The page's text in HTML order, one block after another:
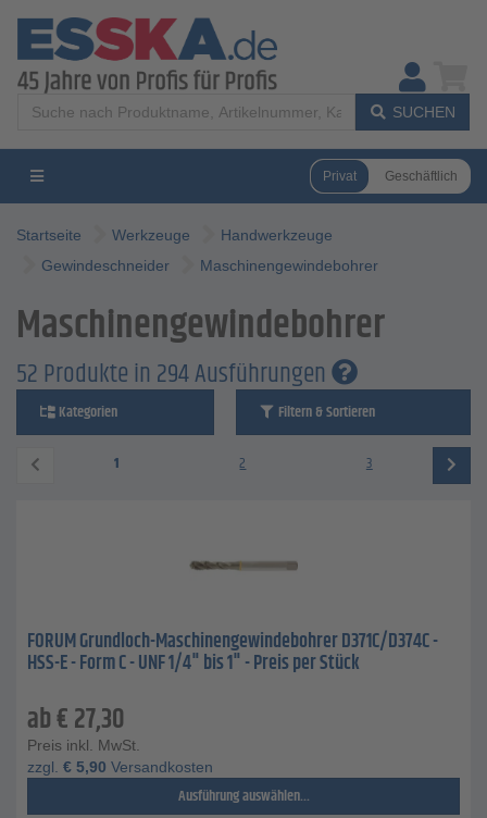
SUCHEN
Privat Geschäftlich
Startseite Werkzeuge
Handwerkzeuge
Gewindeschneider
Maschinengewindebohrer
Maschinengewindebohrer
52 Produkte in 294 Ausführungen
Kategorien Filtern & Sortieren
1 2 3
FORUM Grundloch-Maschinengewindebohrer D371C/D374C -
HSS-E - Form C - UNF 1/4" bis 1" - Preis per Stück
ab€27,30
Preis inkl. MwSt.
zzgl. € 5,90 Versandkosten
Ausführung auswählen...